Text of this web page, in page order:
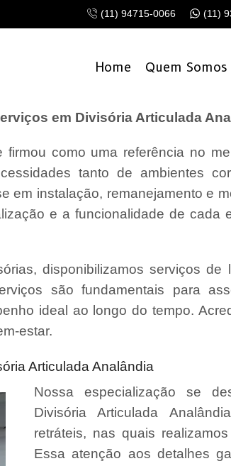
(11) 94715-0066 (11)
Home Quem Somos
em Divisória Articulada
firmou como uma referência no
tanto de ambientes
em instalação, remanejamento e
e a funcionalidade de cada
disponibilizamos serviços de
são fundamentais para
ideal ao longo do tempo.
estar.
Articulada Analândia
Nossa especialização se
Divisória Articulada
retráteis, nas quais
Essa atenção aos detalhes